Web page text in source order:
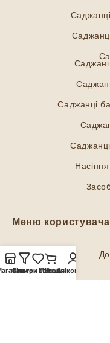
Саджанці
Саджанці
Насіння
Меню користувача
Фільтри
Список бажань
Кошик
Мій обліковий запис